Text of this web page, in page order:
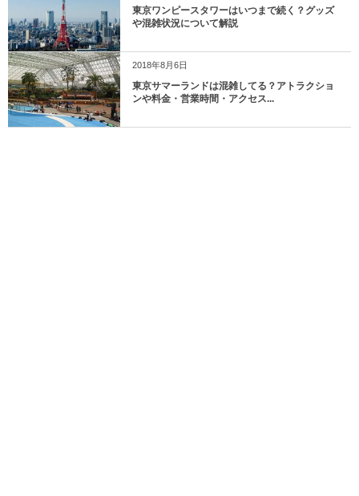
東京ワンピースタワーはいつまで続く？グッズ
や混雑状況について解説
2018年8月6日
東京サマーランドは混雑してる？アトラクショ
ンや料金・営業時間・アクセス...